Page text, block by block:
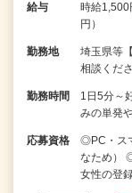
給与
時給1,500
円）
勤務地
埼玉県等
相談くだ
勤務時間
1日5分～
みの単発
応募資格
◎PC・ス
なため）
女性の登